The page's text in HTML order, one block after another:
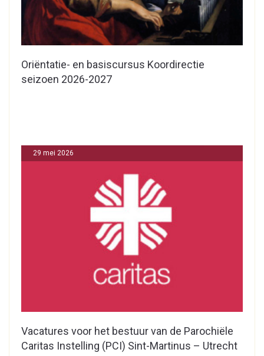
Oriëntatie- en basiscursus Koordirectie
seizoen 2026-2027
Vacatures voor het bestuur van de Parochiële
Caritas Instelling (PCI) Sint-Martinus – Utrecht
29 mei 2026